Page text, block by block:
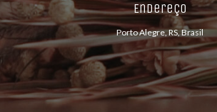
Endereço
Porto Alegre, RS, Brasil